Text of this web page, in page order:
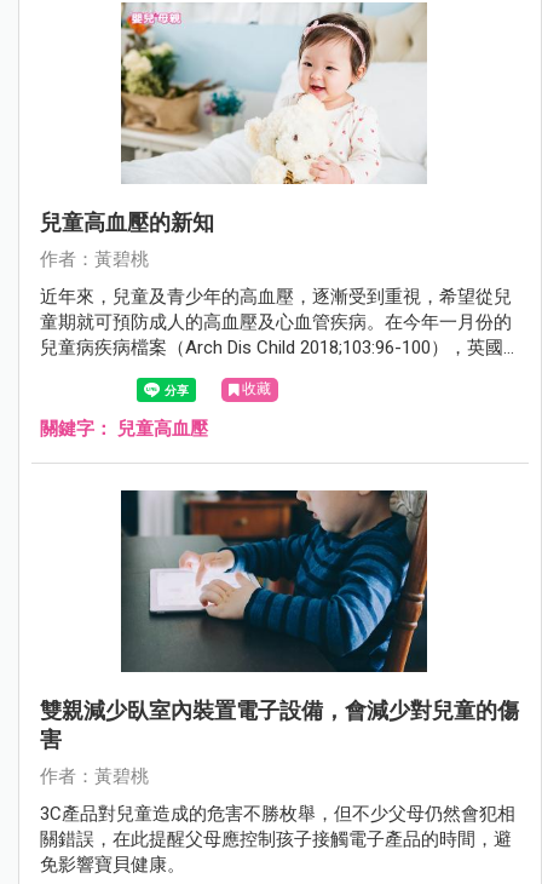
兒童高血壓的新知
作者：黃碧桃
近年來，兒童及青少年的高血壓，逐漸受到重視，希望從兒
童期就可預防成人的高血壓及心血管疾病。在今年一月份的
兒童病疾病檔案（Arch Dis Child 2018;103:96-100），英國
倫敦大奧蒙德街兒童醫院（Great Ormond Street Hospital
for Children）的拉傑（Laljr R）醫師，撰寫了兒童高血壓的
新知。
收藏
關鍵字： 兒童高血壓
雙親減少臥室內裝置電子設備，會減少對兒童的傷
害
作者：黃碧桃
3C產品對兒童造成的危害不勝枚舉，但不少父母仍然會犯相
關錯誤，在此提醒父母應控制孩子接觸電子產品的時間，避
免影響寶貝健康。